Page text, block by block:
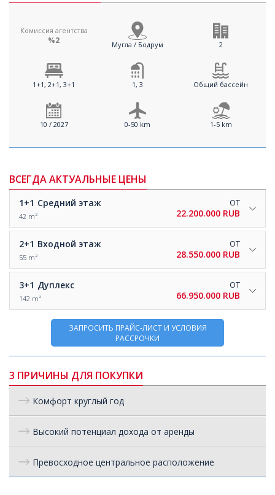
Комиссия агентства
%2 Мугла / Бодрум 2
1+1, 2+1, 3+1 1, 3 Общий бассейн
10 / 2027 0-50 km 1-5 km
ВСЕГДА АКТУАЛЬНЫЕ ЦЕНЫ
1+1 Средний этаж
42 m²
ОТ
22.200.000 RUB
2+1 Входной этаж
55 m²
ОТ
28.550.000 RUB
3+1 Дуплекс
142 m²
ОТ
66.950.000 RUB
ЗАПРОСИТЬ ПРАЙС-ЛИСТ И УСЛОВИЯ
РАССРОЧКИ
3 ПРИЧИНЫ ДЛЯ ПОКУПКИ
Комфорт круглый год
Высокий потенциал дохода от аренды
Превосходное центральное расположение